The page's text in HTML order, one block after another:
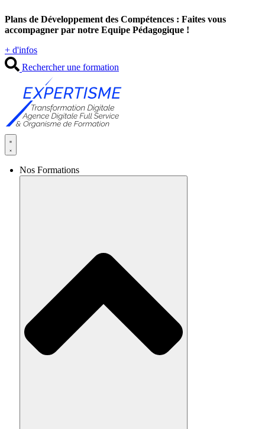
au
contenu
Plans de Développement des Compétences : Faites vous
accompagner par notre Equipe Pédagogique !
+ d'infos
Rechercher une formation
Nos Formations